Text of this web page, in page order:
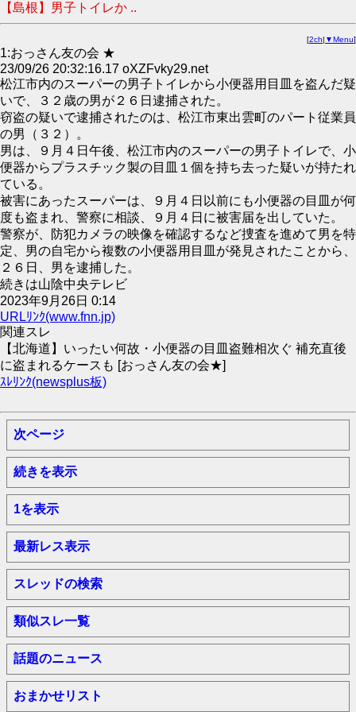
【島根】男子トイレか ..
[2ch| ▼Menu]
1:おっさん友の会 ★
23/09/26 20:32:16.17 oXZFvky29.net
松江市内のスーパーの男子トイレから小便器用目皿を盗んだ疑
いで、３２歳の男が２６日逮捕された。
窃盗の疑いで逮捕されたのは、松江市東出雲町のパート従業員
の男（３２）。
男は、９月４日午後、松江市内のスーパーの男子トイレで、小
便器からプラスチック製の目皿１個を持ち去った疑いが持たれ
ている。
被害にあったスーパーは、９月４日以前にも小便器の目皿が何
度も盗まれ、警察に相談、９月４日に被害届を出していた。
警察が、防犯カメラの映像を確認するなど捜査を進めて男を特
定、男の自宅から複数の小便器用目皿が発見されたことから、
２６日、男を逮捕した。
続きは山陰中央テレビ
2023年9月26日 0:14
URLﾘﾝｸ(www.fnn.jp)
関連スレ
【北海道】いったい何故・小便器の目皿盗難相次ぐ 補充直後
に盗まれるケースも [おっさん友の会★]
ｽﾚﾘﾝｸ(newsplus板)
次ページ
続きを表示
1を表示
最新レス表示
スレッドの検索
類似スレ一覧
話題のニュース
おまかせリスト